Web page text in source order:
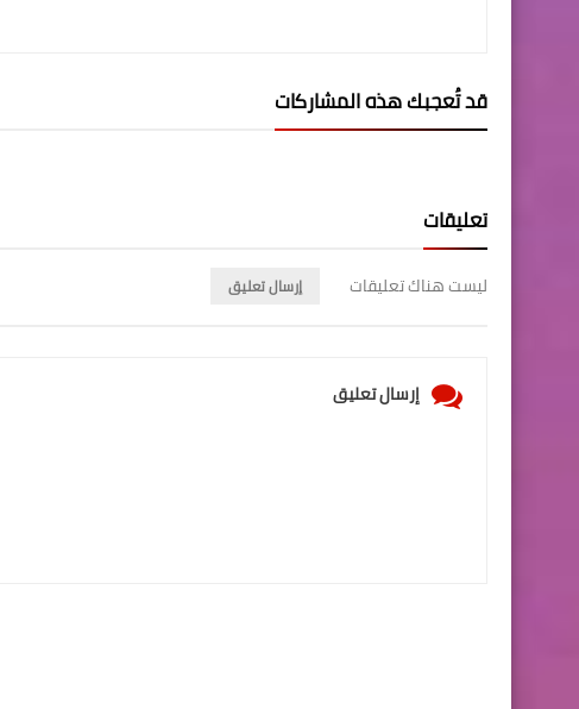
قد تُعجبك هذه المشاركات
تعليقات
ليست هناك تعليقات إرسال تعليق
إرسال تعليق